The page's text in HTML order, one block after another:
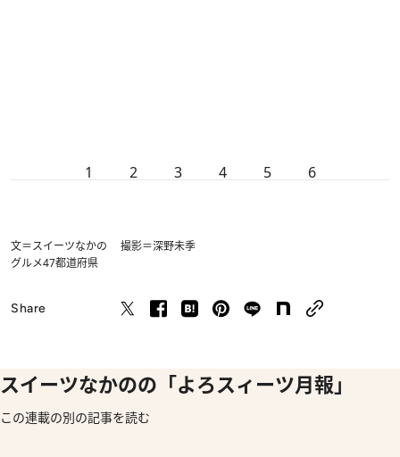
1 2 3 4 5 6
文＝スイーツなかの 撮影＝深野未季
グルメ47都道府県
Share
スイーツなかのの「よろスィーツ月報」
この連載の別の記事を読む